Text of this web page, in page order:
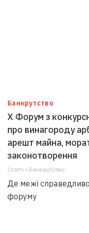
Банкрутство
Х Форум з
про винагороду
арешт майна,
законотворення
Статті • Банкрутство
Де межі
форуму